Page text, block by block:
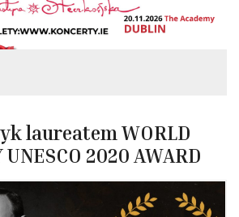
laureatem WORLD
UNESCO 2020 AWARD